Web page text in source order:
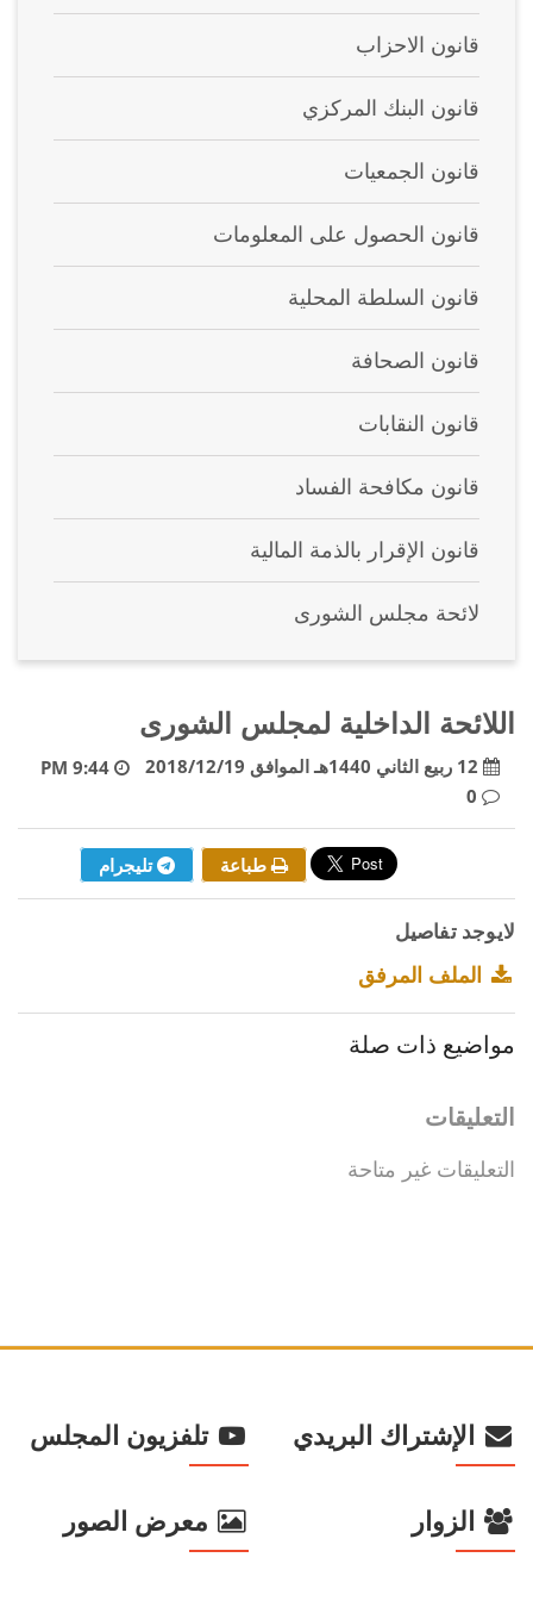
قانون الاحزاب
قانون البنك المركزي
قانون الجمعيات
قانون الحصول على المعلومات
قانون السلطة المحلية
قانون الصحافة
قانون النقابات
قانون مكافحة الفساد
قانون الإقرار بالذمة المالية
لائحة مجلس الشورى
اللائحة الداخلية لمجلس الشورى
طباعة تليجرام
لايوجد تفاصيل
الملف المرفق
مواضيع ذات صلة
التعليقات
التعليقات غير متاحة
الإشتراك البريدي تلفزيون المجلس
الزوار معرض الصور